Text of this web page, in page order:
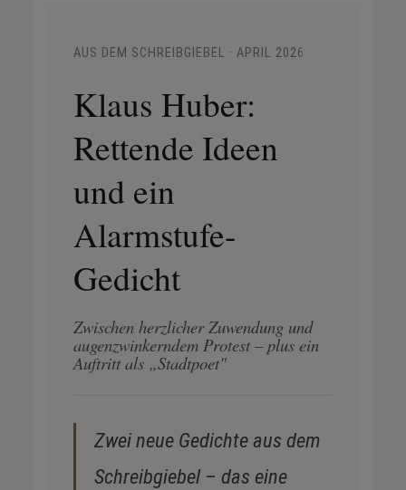
AUS DEM SCHREIBGIEBEL · APRIL 2026
Klaus Huber:
Rettende Ideen
und ein
Alarmstufe-
Gedicht
Zwischen herzlicher Zuwendung und
augenzwinkerndem Protest – plus ein
Auftritt als „Stadtpoet"
Zwei neue Gedichte aus dem
Schreibgiebel – das eine